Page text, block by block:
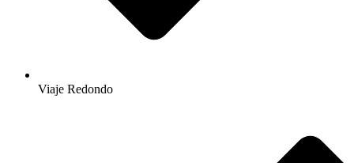
Viaje Redondo